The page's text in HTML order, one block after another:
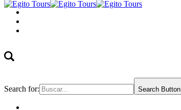
Search for: Search Button